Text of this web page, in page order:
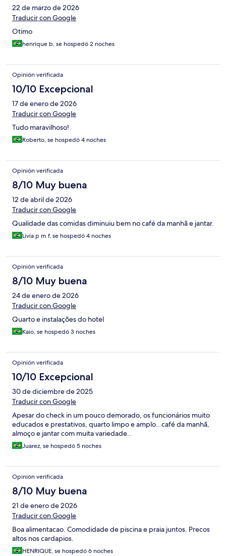
22 de marzo de 2026
Traducir con Google
Otimo
henrique b, se hospedó 2 noches
Opinión verificada
10/10 Excepcional
17 de enero de 2026
Traducir con Google
Tudo maravilhoso!
Roberto, se hospedó 4 noches
Opinión verificada
8/10 Muy buena
12 de abril de 2026
Traducir con Google
Qualidade das comidas diminuiu bem no café da manhã e jantar.
Livia p m f, se hospedó 4 noches
Opinión verificada
8/10 Muy buena
24 de enero de 2026
Traducir con Google
Quarto e instalações do hotel
Kaio, se hospedó 3 noches
Opinión verificada
10/10 Excepcional
30 de diciembre de 2025
Traducir con Google
Apesar do check in um pouco demorado, os funcionários muito
educados e prestativos, quarto limpo e amplo.. café da manhã,
almoço e jantar com muita variedade..
Juarez, se hospedó 5 noches
Opinión verificada
8/10 Muy buena
21 de enero de 2026
Traducir con Google
Boa alimentacao. Comodidade de piscina e praia juntos. Precos
altos nos cardapios.
HENRIQUE, se hospedó 6 noches